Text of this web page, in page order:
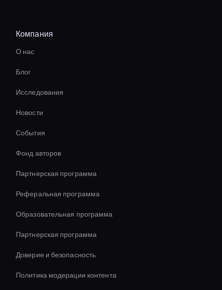
Соотношение сторон видео AI
Генератор субтитров для видео AI
Инструмент для замены лица AI
Best Real-Time Ai Avatar Software
Streaming Ai Avatar For Youtube
Генератор миниатюр видео с искусственным
интеллектом
Компания
О нас
Блог
Исследования
Новости
События
Фонд авторов
Партнерская программа
Реферальная программа
Образовательная программа
Партнерская программа
Доверие и безопасность
Политика модерации контента